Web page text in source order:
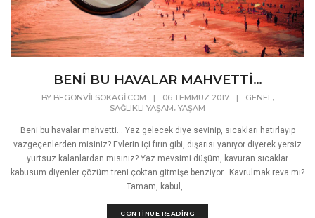
BENİ BU HAVALAR MAHVETTİ…
BY BEGONVILSOKAGI.COM | 06 TEMMUZ 2017 | GENEL
SAĞLIKLI YAŞAM YAŞAM
Beni bu havalar mahvetti... Yaz gelecek diye sevinip, sıcakları hatırlayıp
vazgeçenlerden misiniz? Evlerin içi fırın gibi, dışarısı yanıyor diyerek yersiz
yurtsuz kalanlardan mısınız? Yaz mevsimi düşüm, kavuran sıcaklar
kabusum diyenler çözüm treni çoktan gitmişe benziyor. Kavrulmak reva mı?
Tamam, kabul,...
CONTINUE READING